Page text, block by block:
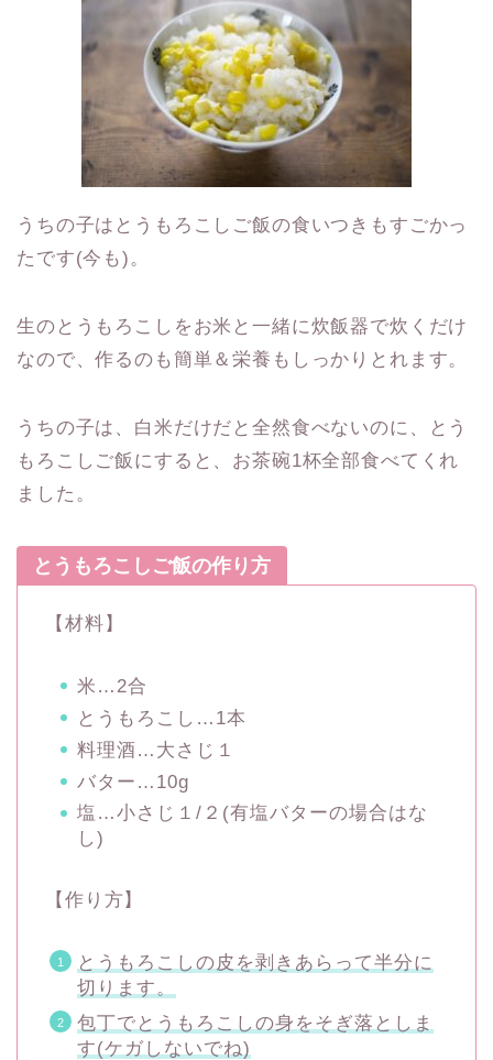
うちの子はとうもろこしご飯の食いつきもすごかっ
たです(今も)。
生のとうもろこしをお米と一緒に炊飯器で炊くだけ
なので、作るのも簡単＆栄養もしっかりとれます。
うちの子は、白米だけだと全然食べないのに、とう
もろこしご飯にすると、お茶碗1杯全部食べてくれ
ました。
とうもろこしご飯の作り方
【材料】
米…2合
とうもろこし…1本
料理酒…大さじ１
バター…10g
塩…小さじ１/２(有塩バターの場合はな
し)
【作り方】
とうもろこしの皮を剥きあらって半分に
切ります。
包丁でとうもろこしの身をそぎ落としま
す(ケガしないでね)